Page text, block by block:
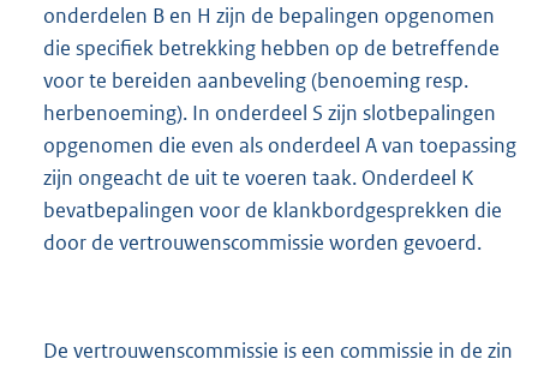
onderdelen B en H zijn de bepalingen opgenomen
die specifiek betrekking hebben op de betreffende
voor te bereiden aanbeveling (benoeming resp.
herbenoeming). In onderdeel S zijn slotbepalingen
opgenomen die even als onderdeel A van toepassing
zijn ongeacht de uit te voeren taak. Onderdeel K
bevatbepalingen voor de klankbordgesprekken die
door de vertrouwenscommissie worden gevoerd.
De vertrouwenscommissie is een commissie in de zin